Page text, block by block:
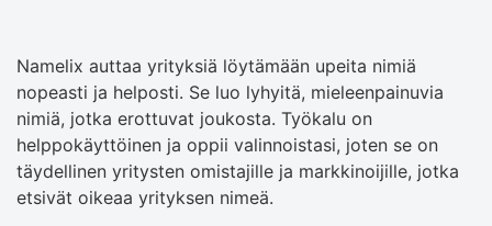
Namelix auttaa yrityksiä löytämään upeita nimiä
nopeasti ja helposti. Se luo lyhyitä, mieleenpainuvia
nimiä, jotka erottuvat joukosta. Työkalu on
helppokäyttöinen ja oppii valinnoistasi, joten se on
täydellinen yritysten omistajille ja markkinoijille, jotka
etsivät oikeaa yrityksen nimeä.